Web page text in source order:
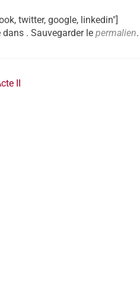
twitter, google, linkedin"]
dans . Sauvegarder le permalien.
II